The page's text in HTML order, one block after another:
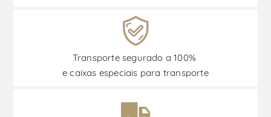
Transporte segurado a 100%
e caixas especiais para transporte